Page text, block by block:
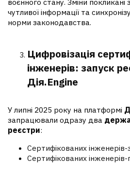
воєнного стану. Зміни покликані
чутливої інформації та
норми законодавства.
Цифровізація
інженерів: запуск
Дія.Engine
У липні 2025 року на платформі
запрацювали одразу два
реєстри:
Сертифікованих
Сертифікованих інженерів-